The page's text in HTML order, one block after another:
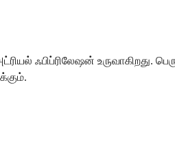
ஃபிப்ரிலேஷன் உருவாகிறது.